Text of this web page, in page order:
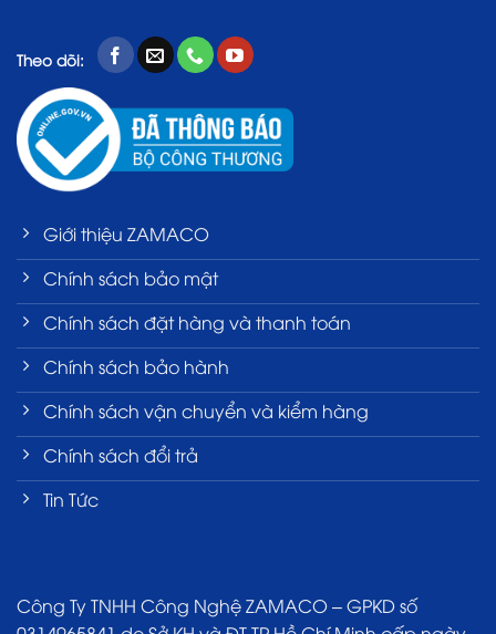
Theo dõi:
Giới thiệu ZAMACO
Chính sách bảo mật
Chính sách đặt hàng và thanh toán
Chính sách bảo hành
Chính sách vận chuyển và kiểm hàng
Chính sách đổi trả
Tin Tức
Công Ty TNHH Công Nghệ ZAMACO – GPKD số